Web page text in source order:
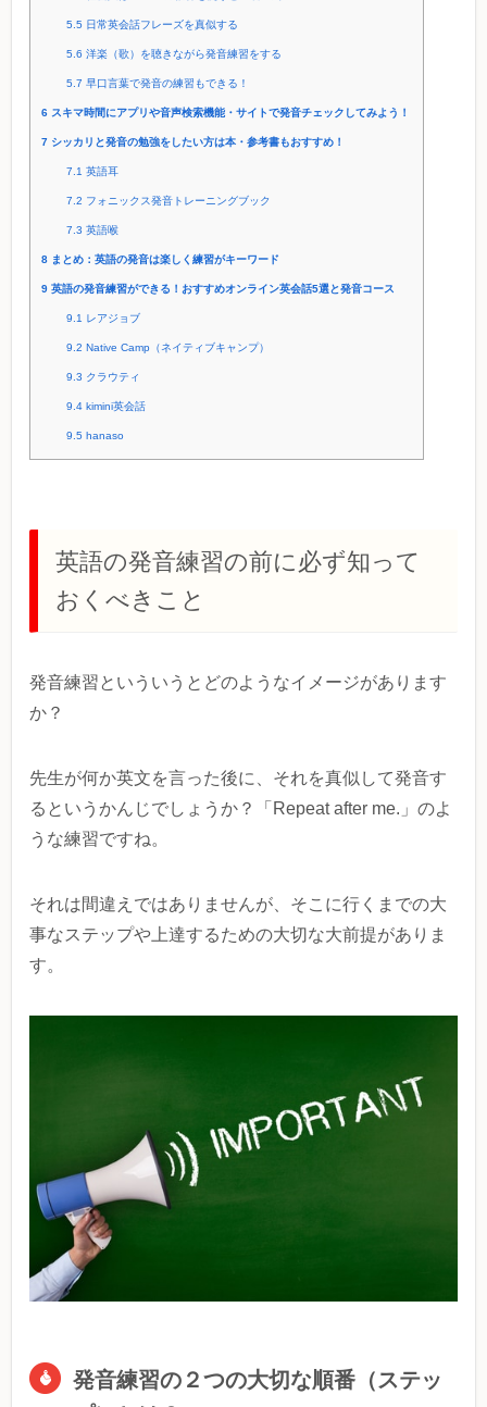
5.5 日常英会話フレーズを真似する
5.6 洋楽（歌）を聴きながら発音練習をする
5.7 早口言葉で発音の練習もできる！
6 スキマ時間にアプリや音声検索機能・サイトで発音チェックしてみよう！
7 シッカリと発音の勉強をしたい方は本・参考書もおすすめ！
7.1 英語耳
7.2 フォニックス発音トレーニングブック
7.3 英語喉
8 まとめ：英語の発音は楽しく練習がキーワード
9 英語の発音練習ができる！おすすめオンライン英会話5選と発音コース
9.1 レアジョブ
9.2 Native Camp（ネイティブキャンプ）
9.3 クラウティ
9.4kimini英会話
9.5 hanaso
英語の発音練習の前に必ず知って
おくべきこと
発音練習といういうとどのようなイメージがあります
か？
先生が何か英文を言った後に、それを真似して発音す
るというかんじでしょうか？「Repeat after me.」のよ
うな練習ですね。
それは間違えではありませんが、そこに行くまでの大
事なステップや上達するための大切な大前提がありま
す。
発音練習の２つの大切な順番（ステッ